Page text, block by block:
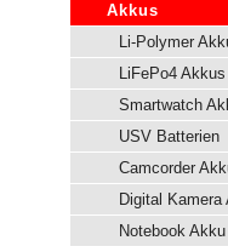
Akkus
Li-Polymer
LiFePo4 Akkus
Smartwatch
USV Batterien
Camcorder
Digital Kamera
Notebook Akku